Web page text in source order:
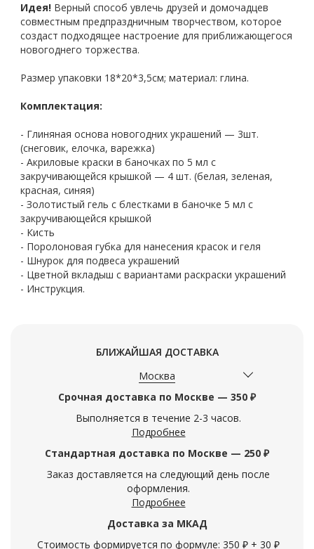
Идея! Верный способ увлечь друзей и домочадцев
совместным предпраздничным творчеством, которое
создаст подходящее настроение для приближающегося
новогоднего торжества.
Размер упаковки 18*20*3,5см; материал: глина.
Комплектация:
- Глиняная основа новогодних украшений — 3шт.
(снеговик, елочка, варежка)
- Акриловые краски в баночках по 5 мл с
закручивающейся крышкой — 4 шт. (белая, зеленая,
красная, синяя)
- Золотистый гель с блестками в баночке 5 мл с
закручивающейся крышкой
- Кисть
- Поролоновая губка для нанесения красок и геля
- Шнурок для подвеса украшений
- Цветной вкладыш с вариантами раскраски украшений
- Инструкция.
БЛИЖАЙШАЯ ДОСТАВКА
Москва
Срочная доставка по Москве — 350 ₽
Выполняется в течение 2-3 часов.
Подробнее
Стандартная доставка по Москве — 250 ₽
Заказ доставляется на следующий день после
оформления.
Подробнее
Доставка за МКАД
Стоимость формируется по формуле: 350 ₽ + 30 ₽